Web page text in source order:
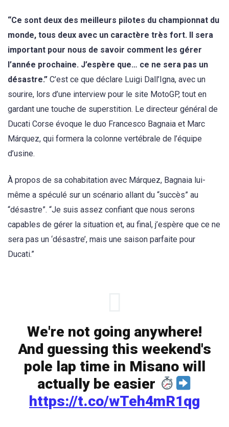
“Ce sont deux des meilleurs pilotes du championnat du
monde, tous deux avec un caractère très fort. Il sera
important pour nous de savoir comment les gérer
l’année prochaine. J’espère que… ce ne sera pas un
désastre.” C’est ce que déclare Luigi Dall’Igna, avec un
sourire, lors d’une interview pour le site MotoGP, tout en
gardant une touche de superstition. Le directeur général de
Ducati Corse évoque le duo Francesco Bagnaia et Marc
Márquez, qui formera la colonne vertébrale de l’équipe
d’usine.
À propos de sa cohabitation avec Márquez, Bagnaia lui-
même a spéculé sur un scénario allant du “succès” au
“désastre”. “Je suis assez confiant que nous serons
capables de gérer la situation et, au final, j’espère que ce ne
sera pas un ‘désastre’, mais une saison parfaite pour
Ducati.”
We're not going anywhere!
And guessing this weekend's
pole lap time in Misano will
actually be easier
https://t.co/wTeh4mR1qg